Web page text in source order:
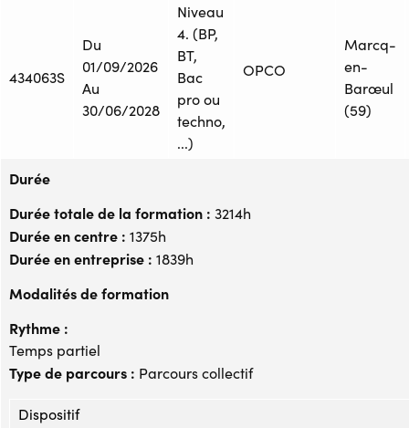
434063S
Du
01/09/2026
Au
30/06/2028
Niveau
4. (BP,
BT,
Bac
pro ou
techno,
...)
OPCO
Marcq-
en-
Barœul
(59)
Durée
Durée totale de la formation : 3214h
Durée en centre : 1375h
Durée en entreprise : 1839h
Modalités de formation
Rythme :
Temps partiel
Type de parcours : Parcours collectif
Dispositif